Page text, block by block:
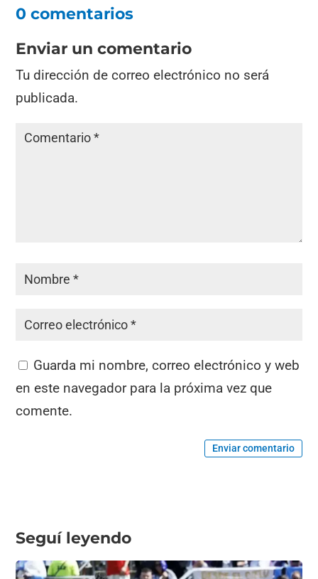
0 comentarios
Enviar un comentario
Tu dirección de correo electrónico no será
publicada.
Guarda mi nombre, correo electrónico y web
en este navegador para la próxima vez que
comente.
Enviar comentario
Seguí leyendo